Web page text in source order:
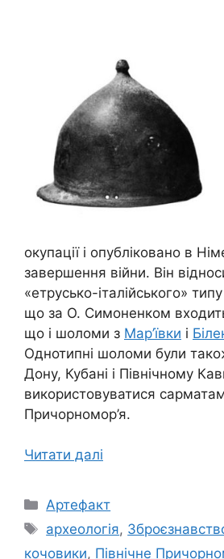
окупації і опубліковано в
завершення війни. Він
«етрусько-італійського»
що за О. Симоненком
що і шоломи з Мар’ївки і
Однотипні шоломи були
Дону, Кубані і Північному
використовуватися
Причорномор’я.
Читати далі
Категорії
Артефакт
Позначки
археологія,
кочовики, Північне